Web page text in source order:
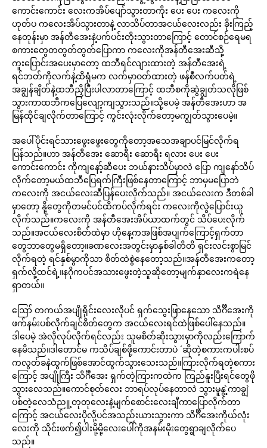
ကောင်းကောင်း လေးကအိပ်ပျော်သွားတာကိုး ပေး ပေး ကလေးကို
ဟုတ်ပ ကလေးအိပ်သွားတာနဲ့ လာသိပ်တာအငယ်လေးလည်း ခိုးကြည့်
နေတုန်းမှာ အန်တီအေးနဲ့ပက်ပင်းတိုးသွားတာကြောင့် တောင်စဉ်ရေမရ
စကားတွေတတွတ်တွတ်ပြောကာ ကလေးကိုအန်တီအေးဆီသို့
ကူးပြောင်းအပေးမှာတော့ ထဘီရင်လျားထားတဲ့ အန်တီအေးရဲ့
ရင်ဘတ်ကိုလက်နဲ့ထိရုံမက လက်မှာဝတ်ထားတဲ့ ဖန်စီလက်ပတ်ရဲ့
အချွန်ချိတ်နဲ့ထဘီညှိပြီးပါလာတာကြောင့် ထဘီစကိုဆွဲချွတ်သလိုဖြစ်
သွားကာထဘီကပြေလျော့ကျသွားသည်။သို့ပေမဲ့ အန်တီအေးဟာ အ
မြန်ထိုင်ချလိုက်တာကြောင့် ကွင်းလုံးလိုက်တော့မကျွတ်သွားပေမဲ့။
အပေါ်ပိုင်းရင်သားဖွေးဖွေးတွေကိုတော့အသေအချာပင်မြင်လိုက်ရ
ပြန်သည်။ဟာ အန်တီအေး ဆောရီး ဆောရီး ရလား ပေး ပေး
ကောင်းကောင်း ကိုကျနော့်ဆီပေး ဘယ်နားသိပ်မှာလဲ ပြော ကျနော်သိပ်
လိုက်တော့မယ်ထဘီပြေရက်ကြီးဖြစ်နေတာကြောင့် ဘာမှမပြောဘဲ
ကလေးကို အငယ်လေးဆီပြန်ပေးလိုက်သည်။ အငယ်လေးက ဒီတစ်ခါ
မှာတော့ နို့တွေကိုတမင်ပင်ထိကပ်လိုက်ရင်း ကလေးကိုလွဲပြောင်းယူ
လိုက်သည်။ကလေးကို အန်တီအေးအိပ်ယာထက်တွင် သိပ်ပေးလိုက်
သည်။အငယ်လေးစိတ်ထဲမှာ ဟိုနေ့ကအဖြစ်အပျက်ကြောင့်ရှက်တာ
တွေဘာတွေမရှိတော့။ခဏလေးအတွင်းမှာနှစ်ခါတိတိ ရှင်းလင်းစွာမြင်
လိုက်ရတဲ့ ရင်နှစ်မွာကိုသာ စိတ်ထဲစွဲနေတော့သည်။အန်တီအေးကတော့
ရှက်လို့ထင်ရဲ့။နဂိုကပင်အသားဖွေးတဲ့သူဆိုတော့မျက်နှာလေးကရဲနေ
ရှာတယ်။
ဪ တကယ်အပျိုရိုင်းလေးလိုပင် ရှက်သွေးဖြာနေသော သိင်္ဂီအေးကို
ဖက်နမ်းပစ်လိုက်ချင်စိတ်တွေက အငယ်လေးရင်ထဲဖြစ်ပေါ်နေသည်။
ဒါပေမဲ့ အဲလိုလုပ်လိုက်ရင်လည်း သူမစိတ်ဆိုးသွားမှာကိုလည်းကြောက်
နေမိသည်။ဒါတောင်မ ကသိပ်ချစ်ဖို့ကောင်းတာပဲ ´ဆိုတဲ့စကားကပါးစပ်
ကလွတ်ခနဲထွက်ဖြစ်အောင်ထွက်သွားသေးသည်။ကြားလိုက်ရတဲ့စကား
ကြောင့် အပျိုကြီး သိင်္ဂီအေး ရှက်တဲ့ကြားကထဲက ကြည်နူးပြီးရင်တွေဖို
သွားလေသည်။ကောင်စုတ်လေး ဘာရပ်လုပ်နေတာလဲ သွားမူနွဲ့ကာချွဲ
ပစ်တဲ့လေသံညူ့တုတုလေးနဲ့မျက်စောင်းလေးချီကာပြောလိုက်တာ
ကြောင့် အငယ်လေးပိုလို့ပင်အသည်းယားသွားကာ သိင်္ဂီအေးကိုယ်လုံး
လေးကို သိုင်းဖက်၍ပါးမို့မို့လေးပေါ်ကိုအနမ်းမိုးတွေရွာချလိုက်ပေ
သည်။